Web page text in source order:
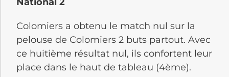
Colomiers a obtenu le match nul sur la
pelouse de Colomiers 2 buts partout. Avec
ce huitième résultat nul, ils confortent leur
place dans le haut de tableau (4ème).